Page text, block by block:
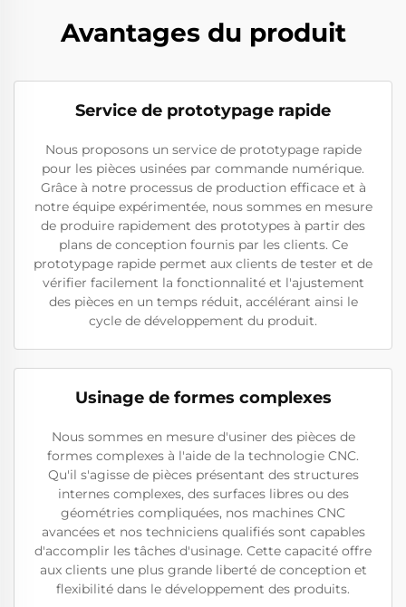
Avantages du produit
Service de prototypage rapide
Nous proposons un service de prototypage rapide
pour les pièces usinées par commande numérique.
Grâce à notre processus de production efficace et à
notre équipe expérimentée, nous sommes en mesure
de produire rapidement des prototypes à partir des
plans de conception fournis par les clients. Ce
prototypage rapide permet aux clients de tester et de
vérifier facilement la fonctionnalité et l'ajustement
des pièces en un temps réduit, accélérant ainsi le
cycle de développement du produit.
Usinage de formes complexes
Nous sommes en mesure d'usiner des pièces de
formes complexes à l'aide de la technologie CNC.
Qu'il s'agisse de pièces présentant des structures
internes complexes, des surfaces libres ou des
géométries compliquées, nos machines CNC
avancées et nos techniciens qualifiés sont capables
d'accomplir les tâches d'usinage. Cette capacité offre
aux clients une plus grande liberté de conception et
flexibilité dans le développement des produits.